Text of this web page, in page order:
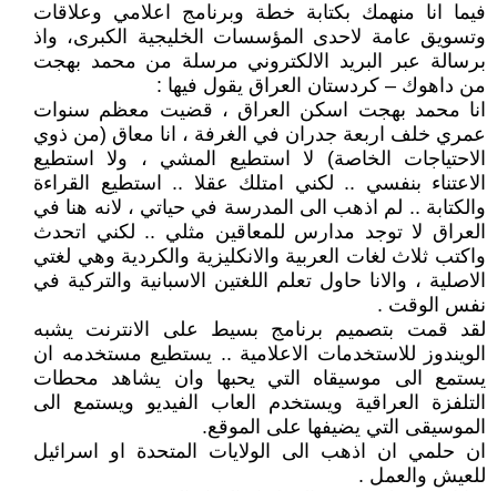
فيما انا منهمك بكتابة خطة وبرنامج اعلامي وعلاقات
وتسويق عامة لاحدى المؤسسات الخليجية الكبرى، واذ
برسالة عبر البريد الالكتروني مرسلة من محمد بهجت
من داهوك – كردستان العراق يقول فيها :
انا محمد بهجت اسكن العراق ، قضيت معظم سنوات
عمري خلف اربعة جدران في الغرفة ، انا معاق (من ذوي
الاحتياجات الخاصة) لا استطيع المشي ، ولا استطيع
الاعتناء بنفسي .. لكني امتلك عقلا .. استطيع القراءة
والكتابة .. لم اذهب الى المدرسة في حياتي ، لانه هنا في
العراق لا توجد مدارس للمعاقين مثلي .. لكني اتحدث
واكتب ثلاث لغات العربية والانكليزية والكردية وهي لغتي
الاصلية ، والانا حاول تعلم اللغتين الاسبانية والتركية في
نفس الوقت .
لقد قمت بتصميم برنامج بسيط على الانترنت يشبه
الويندوز للاستخدمات الاعلامية .. يستطيع مستخدمه ان
يستمع الى موسيقاه التي يحبها وان يشاهد محطات
التلفزة العراقية ويستخدم العاب الفيديو ويستمع الى
الموسيقى التي يضيفها على الموقع.
ان حلمي ان اذهب الى الولايات المتحدة او اسرائيل
للعيش والعمل .